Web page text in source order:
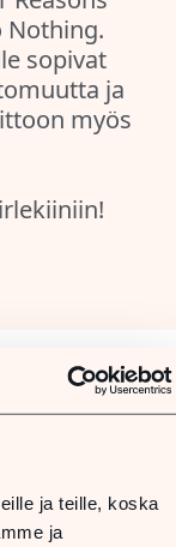
ja teille, koska
ja
Nothing.
sopivat
ja
myös